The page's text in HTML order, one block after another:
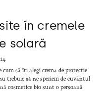
în cremele
solară
să îți alegi crema de protecție
trebuie să ne speriem de cuvântul
cosmetice bio sunt o persoană